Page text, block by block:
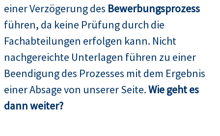
einer Verzögerung des Bewerbungsprozess
führen, da keine Prüfung durch die
Fachabteilungen erfolgen kann. Nicht
nachgereichte Unterlagen führen zu einer
Beendigung des Prozesses mit dem Ergebnis
einer Absage von unserer Seite.Wie geht es
dann weiter?